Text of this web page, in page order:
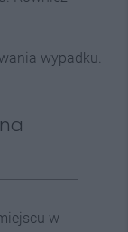
wypadku.
w